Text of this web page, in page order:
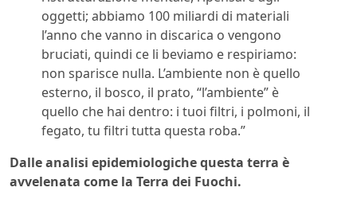
oggetti; abbiamo 100 miliardi di materiali
l’anno che vanno in discarica o vengono
bruciati, quindi ce li beviamo e respiriamo:
non sparisce nulla. L’ambiente non è quello
esterno, il bosco, il prato, “l’ambiente” è
quello che hai dentro: i tuoi filtri, i polmoni, il
fegato, tu filtri tutta questa roba.”
Dalle analisi epidemiologiche questa terra è
avvelenata come la Terra dei Fuochi.